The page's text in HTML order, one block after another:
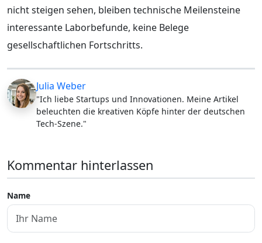
nicht steigen sehen, bleiben technische Meilensteine
interessante Laborbefunde, keine Belege
gesellschaftlichen Fortschritts.
Julia Weber
"Ich liebe Startups und Innovationen. Meine Artikel
beleuchten die kreativen Köpfe hinter der deutschen
Tech-Szene."
Kommentar hinterlassen
Name